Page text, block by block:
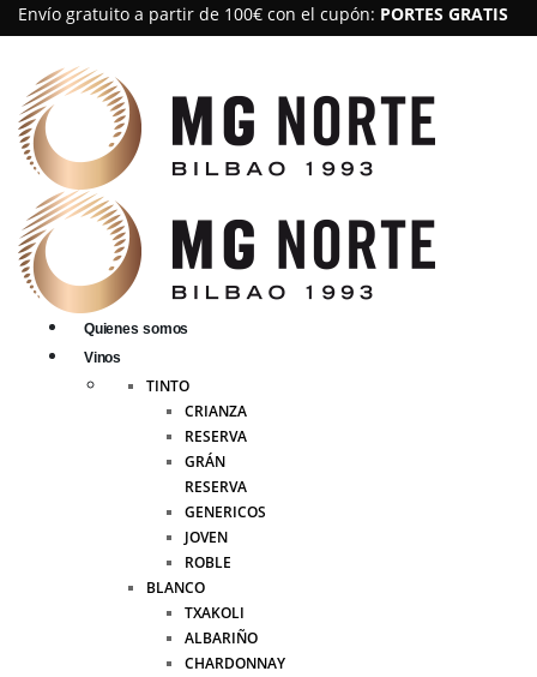
Envío gratuito a partir de 100€ con el cupón: PORTES GRATIS
Quienes somos
Vinos
TINTO
CRIANZA
RESERVA
GRÁN
RESERVA
GENERICOS
JOVEN
ROBLE
BLANCO
TXAKOLI
ALBARIÑO
CHARDONNAY